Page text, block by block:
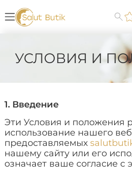
УСЛОВИЯ И
1. Введение
Эти Условия и положения
использование нашего
предоставляемых
нашему сайту или его
означает ваше согласие с